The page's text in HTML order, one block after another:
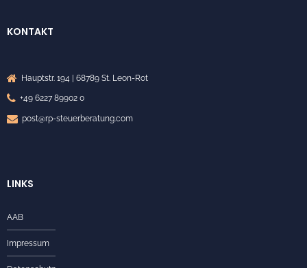
KONTAKT
Hauptstr. 194 | 68789 St. Leon-Rot
+49 6227 89902 0
post@rp-steuerberatung.com
LINKS
AAB
Impressum